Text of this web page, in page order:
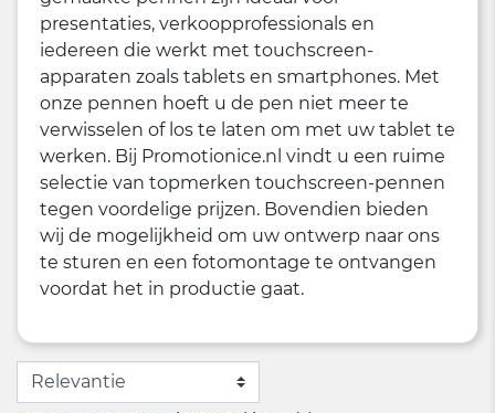
presentaties, verkoopprofessionals en
iedereen die werkt met touchscreen-
apparaten zoals tablets en smartphones. Met
onze pennen hoeft u de pen niet meer te
verwisselen of los te laten om met uw tablet te
werken. Bij Promotionice.nl vindt u een ruime
selectie van topmerken touchscreen-pennen
tegen voordelige prijzen. Bovendien bieden
wij de mogelijkheid om uw ontwerp naar ons
te sturen en een fotomontage te ontvangen
voordat het in productie gaat.